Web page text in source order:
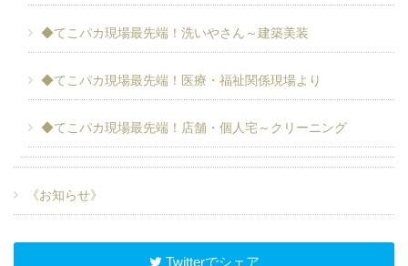
◆てこパカ現場最先端！洗いやさん～建築美装
◆てこパカ現場最先端！医療・福祉関係現場より
◆てこパカ現場最先端！店舗・個人宅～クリーニング
《お知らせ》
Twitterでシェア